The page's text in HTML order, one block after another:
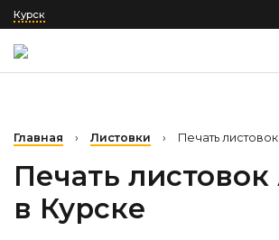
Курск
Главная › Листовки › Печать
Печать
в Курске